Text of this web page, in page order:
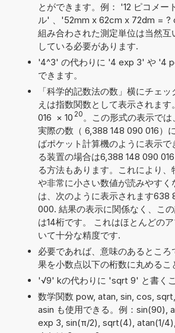
とができます。例： '12 ピコメー
ル' 、'52mm x 62cm x 72dm = ?
組み合わされた測定単位は当然
している必要があります.
'4^3' の代わりに '4 exp 3' や '4
できます。
「科学的記数法の数」横にチェ
えは指数関数として表示されま
016 × 10 20 。この形式の表示で
実際の数（ 6,388 148 090 016）
ばポケット計算機のように表示
る装置の場合は6,388 148 090
る方法もあります。これにより
や非常に小さい数値が読みやす
は、次のように表示されます638
000. 結果の表示に関係なく、こ
は14桁です。 これはほとんどの
いて十分な精度です.
必要であれば、意味のあるとこ
果を小数点以下の桁数に丸めるこ
'√9' kの代わりに 'sqrt 9' と書くこ
数学関数 pow, atan, sin, cos,
asin も使用できる。例：sin(90),
exp 3, sin(π/2), sqrt(4), atan(1/